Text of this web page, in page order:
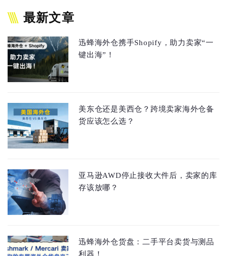
最新文章
迅蜂海外仓携手Shopify，助力卖家“一
键出海”！
美东仓还是美西仓？跨境卖家海外仓备
货应该怎么选？
亚马逊AWD停止接收大件后，卖家的库
存该放哪？
迅蜂海外仓货盘：二手平台卖货与测品
利器！